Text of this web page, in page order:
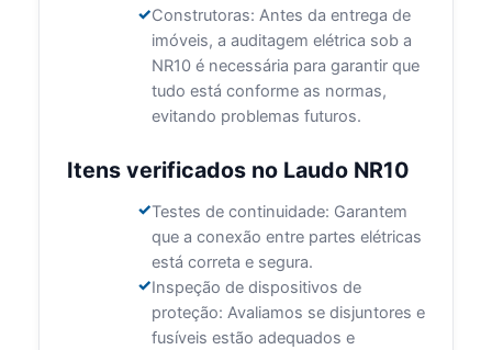
Construtoras: Antes da entrega de
imóveis, a auditagem elétrica sob a
NR10 é necessária para garantir que
tudo está conforme as normas,
evitando problemas futuros.
Itens verificados no Laudo NR10
Testes de continuidade: Garantem
que a conexão entre partes elétricas
está correta e segura.
Inspeção de dispositivos de
proteção: Avaliamos se disjuntores e
fusíveis estão adequados e